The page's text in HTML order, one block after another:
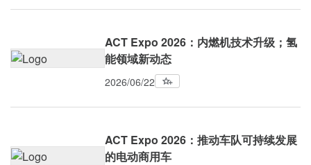
ACT Expo 2026：内燃机技术升级；氢
能领域新动态
2026/06/22
ACT Expo 2026：推动车队可持续发展
的电动商用车